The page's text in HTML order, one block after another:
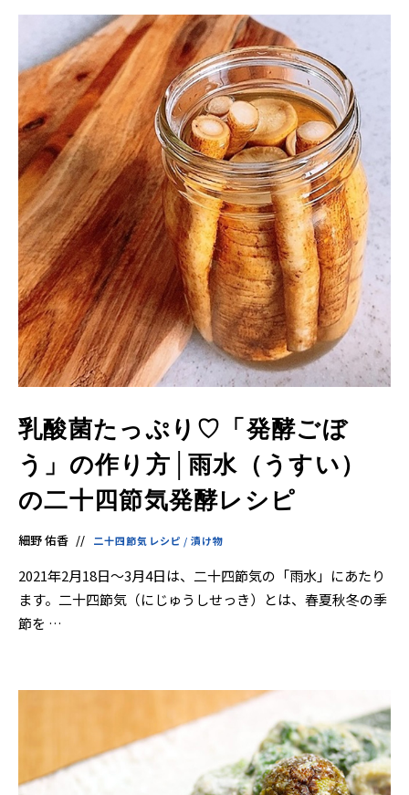
版
も
あ
り
ま
す。
乳酸菌たっぷり♡「発酵ごぼ
う」の作り方│雨水（うすい）
の二十四節気発酵レシピ
細野 佑香 二十四節気レシピ / 漬け物
2021年2月18日～3月4日は、二十四節気の「雨水」にあたり
ます。二十四節気（にじゅうしせっき）とは、春夏秋冬の季
節を …